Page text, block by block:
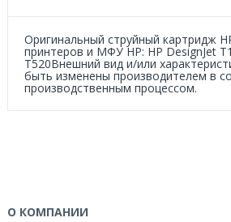
Оригинальный струйный картридж
принтеров и МФУ HP: HP DesignJet
T520Внешний вид и/или
быть изменены производителем в
производственным процессом.
О КОМПАНИИ